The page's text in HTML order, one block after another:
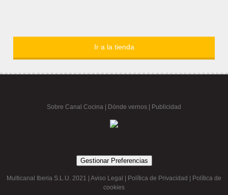
Ir a la tienda
Sobre Canal Cocina Dónde vernos | Publicidad
Gestionar Preferencias
Multicanal Iberia S.L.U. 2021 | Aviso Legal Política de Privacidad
Política de
cookies